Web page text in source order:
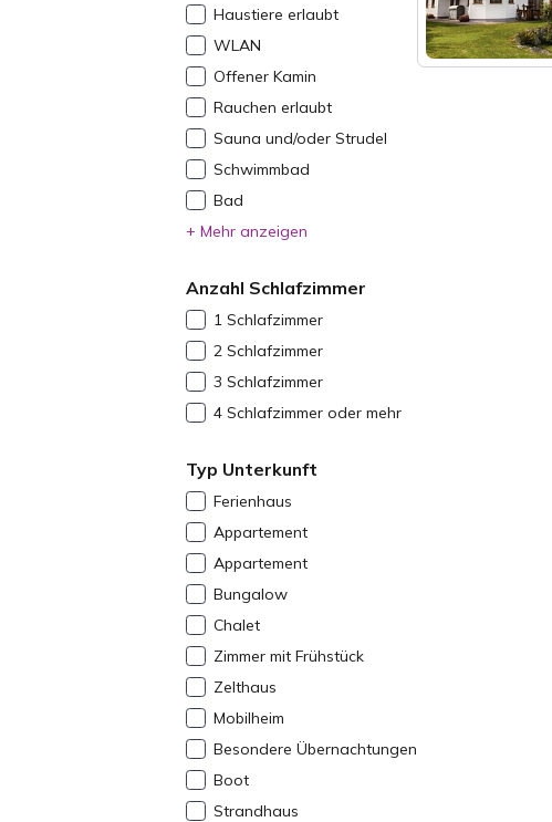
Haustiere erlaubt
WLAN
Offener Kamin
Rauchen erlaubt
Sauna und/oder Strudel
Schwimmbad
Bad
+ Mehr anzeigen
Anzahl Schlafzimmer
1 Schlafzimmer
2 Schlafzimmer
3 Schlafzimmer
4 Schlafzimmer oder mehr
Typ Unterkunft
Ferienhaus
Appartement
Appartement
Bungalow
Chalet
Zimmer mit Frühstück
Zelthaus
Mobilheim
Besondere Übernachtungen
Boot
Strandhaus